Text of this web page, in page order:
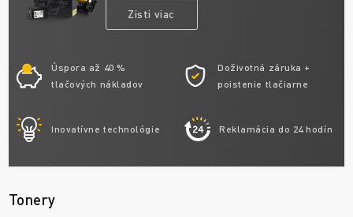
Zisti viac
Úspora až 40 %
tlačových nákladov
Doživotná záruka +
poistenie tlačiarne
Inovatívne technológie Reklamácia do 24 hodín
Tonery